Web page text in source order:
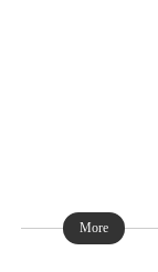
More